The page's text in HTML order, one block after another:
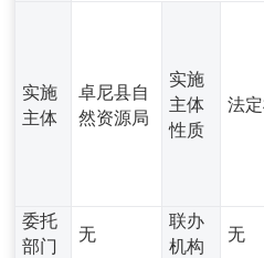
实施
主体
卓尼县自
然资源局
实施
主体
性质
法
委托
部门
无
联办
机构
无